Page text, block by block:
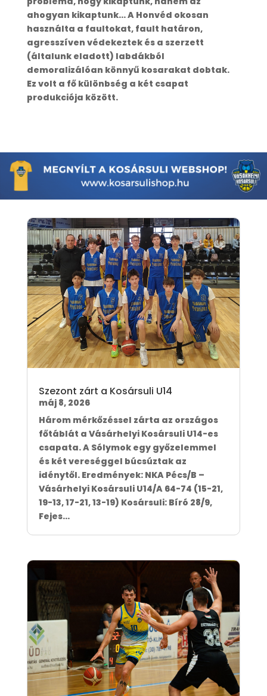
ahogyan kikaptunk… A Honvéd okosan
használta a faultokat, fault határon,
agresszíven védekeztek és a szerzett
(általunk eladott) labdákból
demoralizálóan könnyű kosarakat dobtak.
Ez volt a fő különbség a két csapat
produkciója között.
Szezont zárt a Kosársuli U14
máj 8, 2026
Három mérkőzéssel zárta az országos
főtáblát a Vásárhelyi Kosársuli U14-es
csapata. A Sólymok egy győzelemmel
és két vereséggel búcsúztak az
idénytől. Eredmények: NKA Pécs/B –
Vásárhelyi Kosársuli U14/A 64-74 (15-21,
19-13, 17-21, 13-19) Kosársuli: Bíró 28/9,
Fejes...